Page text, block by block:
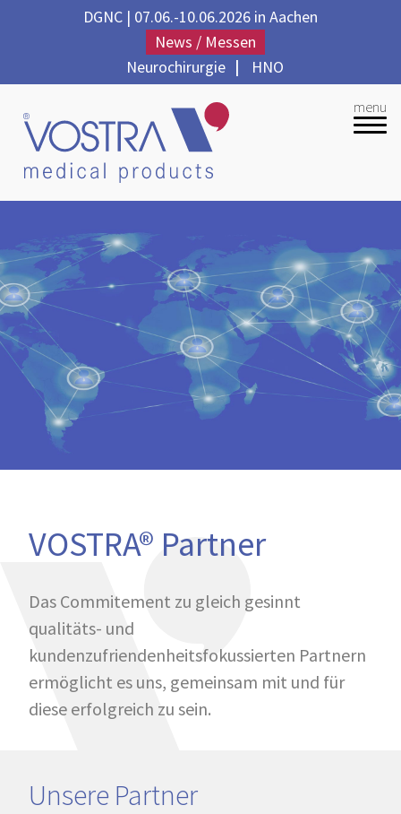
DGNC | 07.06.-10.06.2026 in Aachen
News / Messen
Neurochirurgie | HNO
menu
Unternehmen
Produkte
Kontakt
VOSTRA® Partner
Das Commitement zu gleich gesinnt
qualitäts- und
kundenzufriendenheitsfokussierten Partnern
ermöglicht es uns, gemeinsam mit und für
diese erfolgreich zu sein.
Unsere Partner